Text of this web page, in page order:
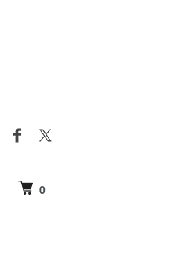
0